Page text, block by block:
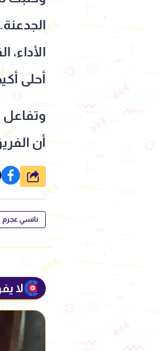
أحلى
وتفاعل
أن
شارك
نانسي عجرم
لا